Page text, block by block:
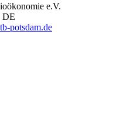
e.V.
DE
potsdam.de